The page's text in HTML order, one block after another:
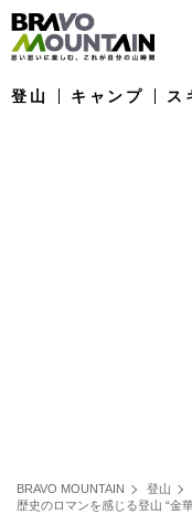
登山 キャンプ ス
BRAVO MOUNTAIN
登山
歴史のロマンを感じる登山 “金